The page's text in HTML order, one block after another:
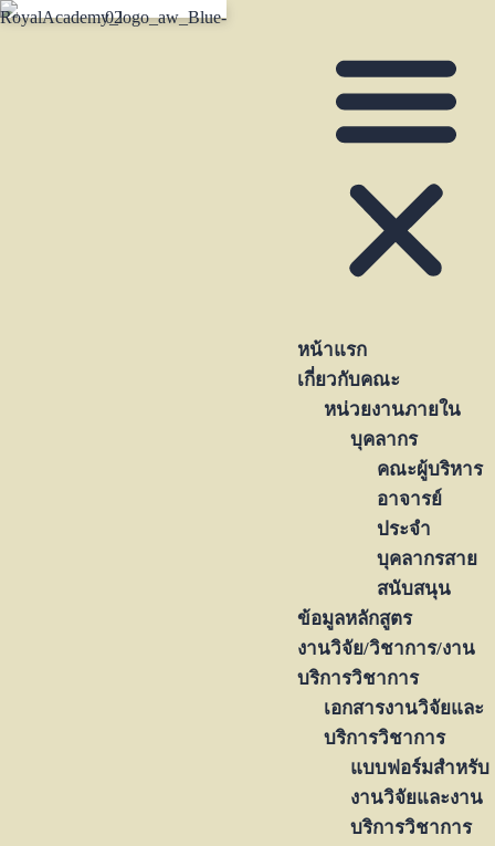
หน้าแรก
เกี่ยวกับคณะ
หน่วยงานภายใน
บุคลากร
คณะผู้บริหาร
อาจารย์
ประจำ
บุคลากรสาย
สนับสนุน
ข้อมูลหลักสูตร
งานวิจัย/วิชาการ/งาน
บริการวิชาการ
เอกสารงานวิจัยและ
บริการวิชาการ
แบบฟอร์มสำหรับ
งานวิจัยและงาน
บริการวิชาการ